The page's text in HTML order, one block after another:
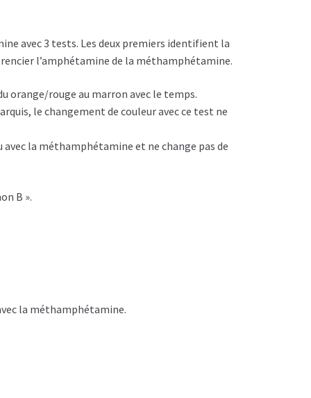
avec 3 tests. Les deux premiers identifient la
l’amphétamine de la méthamphétamine.
orange/rouge au marron avec le temps.
le changement de couleur avec ce test ne
la méthamphétamine et ne change pas de
B ».
la méthamphétamine.